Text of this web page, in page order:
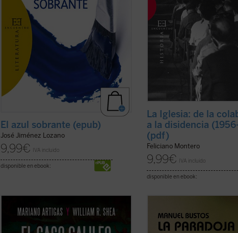
El azul sobrante (epub)
José Jiménez Lozano
9,99€ IVA incluido
disponible en ebook:
La Iglesia: de la
a la disidencia
(pdf)
Feliciano Montero
9,99€ IVA incluido
disponible en ebook:
Probablemente ningún juicio y veredicto
controversias como el de Galileo Galilei.
posmoderna debe
crisis de los mismos